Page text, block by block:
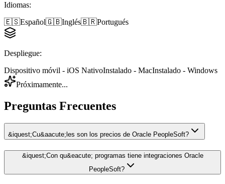
Idiomas:
🇪🇸Español🇬🇧Inglés🇧🇷Portugués
Despliegue:
Dispositivo móvil - iOS NativoInstalado - MacInstalado - Windows
Próximamente...
Preguntas Frecuentes
&iquest;Cu&aacute;les son los precios de Oracle PeopleSoft?
&iquest;Con qu&eacute; programas tiene integraciones Oracle
PeopleSoft?